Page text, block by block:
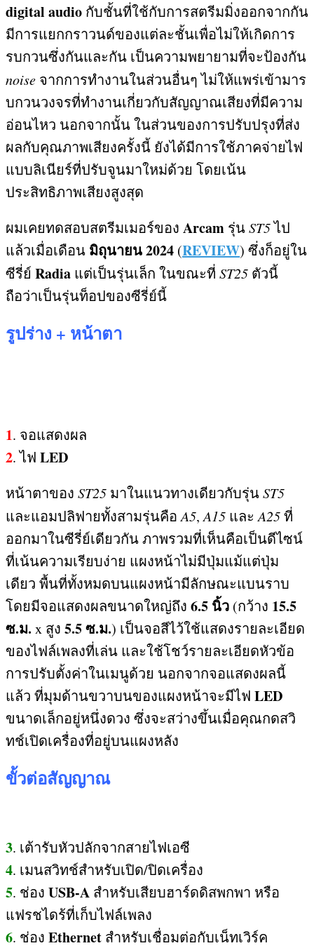
digital audio กับชั้นที่ใช้กับการสตรีมมิ่งออกจากกัน
มีการแยกกราวนด์ของแต่ละชั้นเพื่อไม่ให้เกิดการ
รบกวนซึ่งกันและกัน เป็นความพยายามที่จะป้องกัน
noise จากการทำงานในส่วนอื่นๆ ไม่ให้แพร่เข้ามาร
บกวนวงจรที่ทำงานเกี่ยวกับสัญญาณเสียงที่มีความ
อ่อนไหว นอกจากนั้น ในส่วนของการปรับปรุงที่ส่ง
ผลกับคุณภาพเสียงครั้งนี้ ยังได้มีการใช้ภาคจ่ายไฟ
แบบลิเนียร์ที่ปรับจูนมาใหม่ด้วย โดยเน้น
ประสิทธิภาพเสียงสูงสุด
ผมเคยทดสอบสตรีมเมอร์ของ Arcam รุ่นST5ไป
แล้วเมื่อเดือน มิถุนายน2024 (REVIEW) ซึ่งก็อยู่ใน
ซีรี่ย์ Radia แต่เป็นรุ่นเล็ก ในขณะที่ ST25 ตัวนี้
ถือว่าเป็นรุ่นท็อปของซีรี่ย์นี้
รูปร่าง + หน้าตา
1. จอแสดงผล
2.ไฟ LED
หน้าตาของ ST25 มาในแนวทางเดียวกับรุ่นST5
และแอมปลิฟายทั้งสามรุ่นคือA5,A15 และA25ที่
ออกมาในซีรี่ย์เดียวกัน ภาพรวมที่เห็นคือเป็นดีไซน์
ที่เน้นความเรียบง่าย แผงหน้าไม่มีปุ่มแม้แต่ปุ่ม
เดียว พื้นที่ทั้งหมดบนแผงหน้ามีลักษณะแบนราบ
โดยมีจอแสดงผลขนาดใหญ่ถึง 6.5 นิ้ว (กว้าง 15.5
ซ.ม. x สูง 5.5ซ.ม.) เป็นจอสีไว้ใช้แสดงรายละเอียด
ของไฟล์เพลงที่เล่น และใช้โชว์รายละเอียดหัวข้อ
การปรับตั้งค่าในเมนูด้วย นอกจากจอแสดงผลนี้
แล้ว ที่มุมด้านขวาบนของแผงหน้าจะมีไฟ LED
ขนาดเล็กอยู่หนึ่งดวง ซึ่งจะสว่างขึ้นเมื่อคุณกดสวิ
ทช์เปิดเครื่องที่อยู่บนแผงหลัง
ขั้วต่อสัญญาณ
3. เต้ารับหัวปลักจากสายไฟเอซี
4. เมนสวิทช์สำหรับเปิด/ปิดเครื่อง
5. ช่อง USB-A สำหรับเสียบฮาร์ดดิสพกพา หรือ
แฟรชไดร้ที่เก็บไฟล์เพลง
6. ช่อง Ethernet สำหรับเชื่อมต่อกับเน็ทเวิร์ค